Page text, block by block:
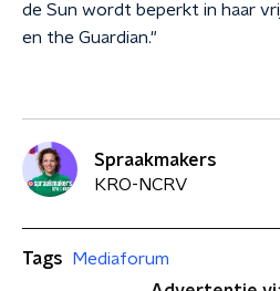
de Sun wordt beperkt in haar
en the Guardian."
Spraakmakers
KRO-NCRV
Tags
Mediaforum